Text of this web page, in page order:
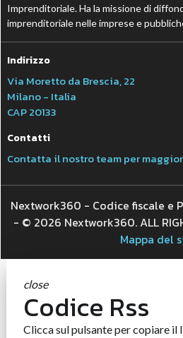
Imprenditoriale. Ha la missione di
imprenditoriale nelle imprese e
Indirizzo
Via Moretto da Brescia, 22
Milano - Italia
CAP 20133
Contatti
Contatta il nostro team per
Nextwork360 - Codice fiscale e
- © 2026 Nextwork360. ALL
Mappa del
close
Codice Rss
Clicca sul pulsante per copiare il